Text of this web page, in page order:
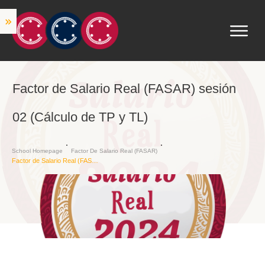
Factor de Salario Real (FASAR) sesión
02 (Cálculo de TP y TL)
School Homepage Factor De Salario Real (FASAR)